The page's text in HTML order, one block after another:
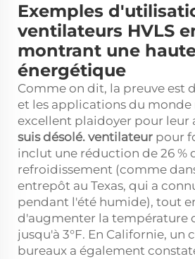
Exemples
ventilateurs HVLS
montrant une
énergétique
Comme on dit, la preuve est
et les applications du monde
excellent plaidoyer pour leur
suis désolé. ventilateur pour
inclut une réduction de 26 %
refroidissement (comme
entrepôt au Texas, qui a
pendant l'été humide), tout
d'augmenter la température
jusqu'à 3°F. En Californie, un
bureaux a également